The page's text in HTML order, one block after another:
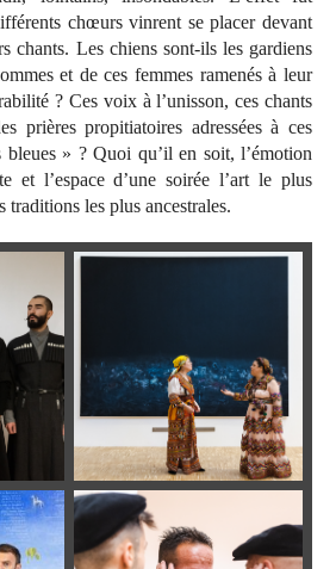
chœurs vinrent se placer devant
chants. Les chiens sont-ils les gardiens
et de ces femmes ramenés à leur
? Ces voix à l’unisson, ces chants
prières propitiatoires adressées à ces
» ? Quoi qu’il en soit, l’émotion
et l’espace d’une soirée l’art le plus
les plus ancestrales.